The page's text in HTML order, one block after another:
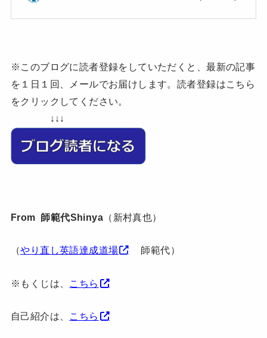
※このブログに読者登録をしていただくと、最新の記事
を１日１回、メールでお届けします。読者登録はこちら
をクリックしてください。
↓↓↓
From 師範代Shinya （新村真也）
（やり直し英語達成道場 師範代）
※もくじは、 こちら
自己紹介は、 こちら